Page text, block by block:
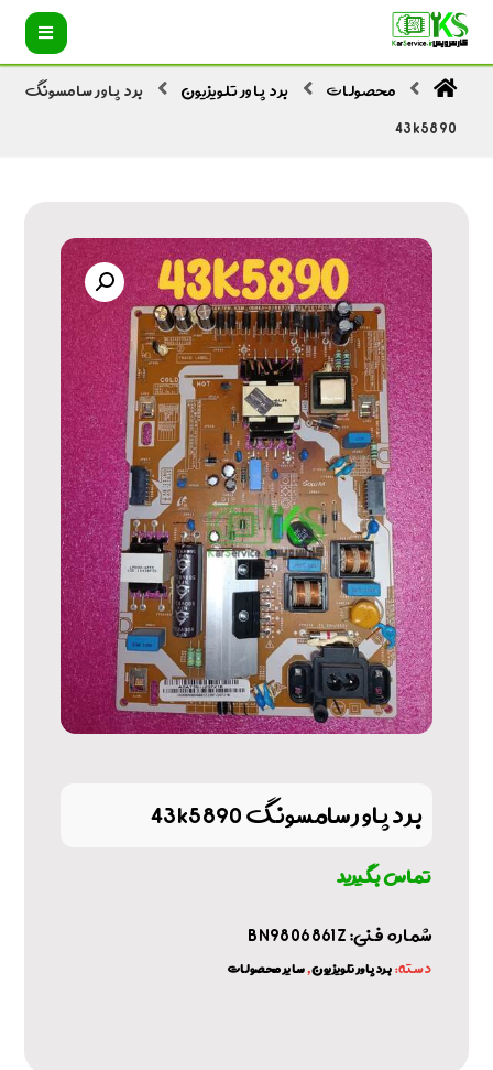
محصولات برد پاور تلویزیون
برد پاور سامسونگ
43k5890
برد پاور سامسونگ 43k5890
تماس بگیرید
شماره فنی: BN9806861Z
دسته:برد پاور تلویزیون,سایر محصولات